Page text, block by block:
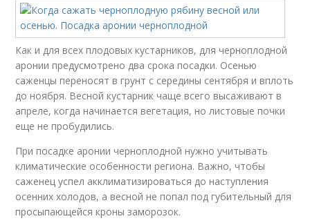
Как и для всех плодовых кустарников, для черноплодной
аронии предусмотрено два срока посадки. Осенью
саженцы переносят в грунт с середины сентября и вплоть
до ноября. Весной кустарник чаще всего высаживают в
апреле, когда начинается вегетация, но листовые почки
еще не пробудились.
При посадке аронии черноплодной нужно учитывать
климатические особенности региона. Важно, чтобы
саженец успел акклиматизироваться до наступления
осенних холодов, а весной не попал под губительный для
просыпающейся кроны заморозок.